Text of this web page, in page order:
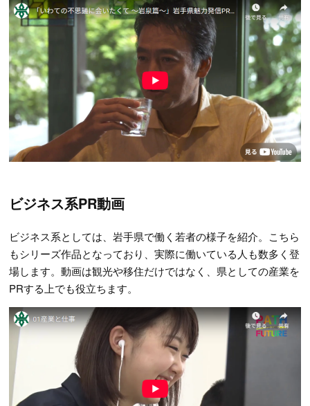
ビジネス系PR動画
ビジネス系としては、岩手県で働く若者の様子を紹介。こちら
もシリーズ作品となっており、実際に働いている人も数多く登
場します。動画は観光や移住だけではなく、県としての産業を
PRする上でも役立ちます。